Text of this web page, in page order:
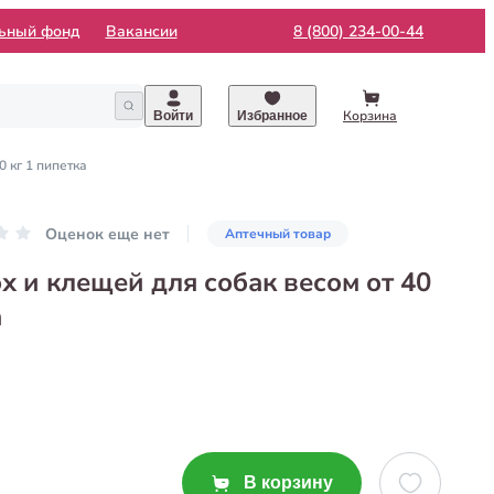
фонд Вакансии 8 (800) 234-00-44
Войти Избранное Корзина
кг 1 пипетка
Оценок еще нет Аптечный товар
и клещей для собак весом от 40
В корзину